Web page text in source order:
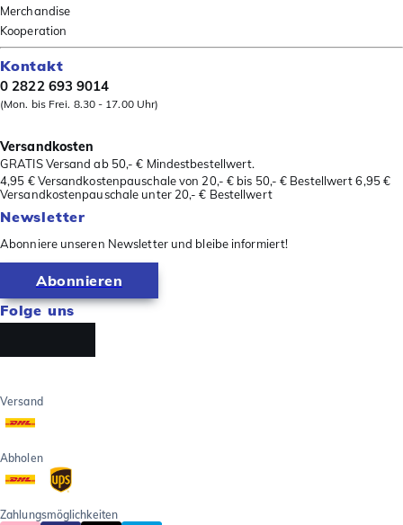
Merchandise
Kooperation
Kontakt
0 2822 693 9014
(Mon. bis Frei. 8.30 - 17.00 Uhr)
Versandkosten
GRATIS Versand ab 50,- € Mindestbestellwert.
4,95 € Versandkostenpauschale von 20,- € bis 50,- € Bestellwert 6,95 €
Versandkostenpauschale unter 20,- € Bestellwert
Newsletter
Abonniere unseren Newsletter und bleibe informiert!
Abonnieren
Folge uns
Versand
Abholen
Zahlungsmöglichkeiten